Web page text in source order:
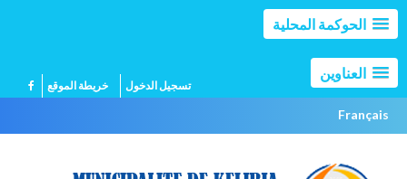
الحوكمة المحلية
العناوين
Français
تسجيل الدخول خريطة الموقع